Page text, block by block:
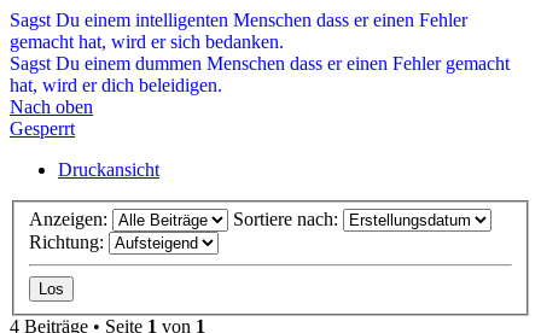
Sagst Du einem intelligenten Menschen dass er einen Fehler
gemacht hat, wird er sich bedanken.
Sagst Du einem dummen Menschen dass er einen Fehler gemacht
hat, wird er dich beleidigen.
Nach oben
Gesperrt
Druckansicht
Anzeigen:
Sortiere nach:
Richtung:
4 Beiträge • Seite 1 von 1